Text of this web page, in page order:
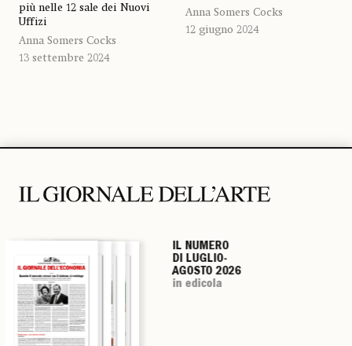
più nelle 12 sale dei Nuovi
Uffizi
Anna Somers Cocks
13 settembre 2024
Anna Somers Cocks
12 giugno 2024
IL NUMERO
DI LUGLIO-
AGOSTO 2026
in edicola
IL NUMERO
DI LUGLIO-
AGOSTO 2026
in edicola
IL NUMERO
DI LUGLIO-
AGOSTO 2026
in edicola
IL NUMERO
DI LUGLIO-
AGOSTO 2026
in edicola